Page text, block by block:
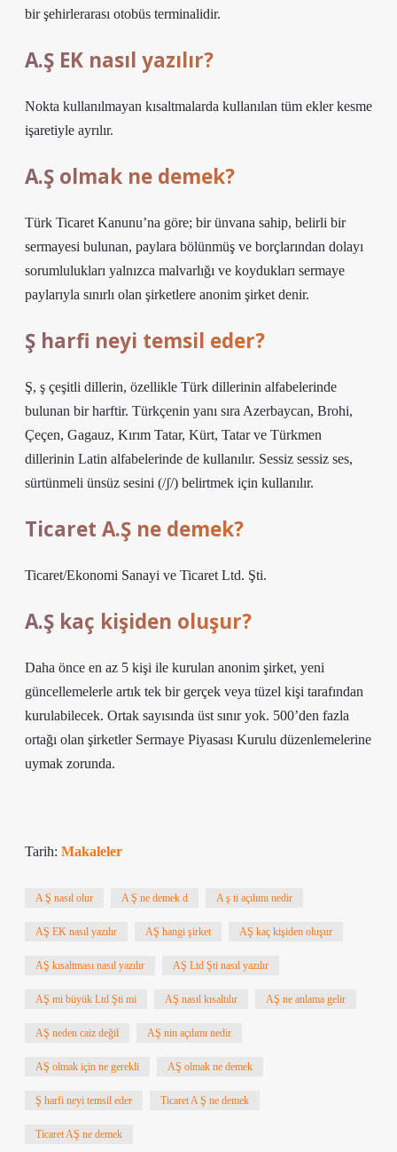
bir şehirlerarası otobüs terminalidir.
A.Ş EK nasıl yazılır?
Nokta kullanılmayan kısaltmalarda kullanılan tüm ekler kesme
işaretiyle ayrılır.
A.Ş olmak ne demek?
Türk Ticaret Kanunu’na göre; bir ünvana sahip, belirli bir
sermayesi bulunan, paylara bölünmüş ve borçlarından dolayı
sorumlulukları yalnızca malvarlığı ve koydukları sermaye
paylarıyla sınırlı olan şirketlere anonim şirket denir.
Ş harfi neyi temsil eder?
Ş, ş çeşitli dillerin, özellikle Türk dillerinin alfabelerinde
bulunan bir harftir. Türkçenin yanı sıra Azerbaycan, Brohi,
Çeçen, Gagauz, Kırım Tatar, Kürt, Tatar ve Türkmen
dillerinin Latin alfabelerinde de kullanılır. Sessiz sessiz ses,
sürtünmeli ünsüz sesini (/ʃ/) belirtmek için kullanılır.
Ticaret A.Ş ne demek?
Ticaret/Ekonomi Sanayi ve Ticaret Ltd. Şti.
A.Ş kaç kişiden oluşur?
Daha önce en az 5 kişi ile kurulan anonim şirket, yeni
güncellemelerle artık tek bir gerçek veya tüzel kişi tarafından
kurulabilecek. Ortak sayısında üst sınır yok. 500’den fazla
ortağı olan şirketler Sermaye Piyasası Kurulu düzenlemelerine
uymak zorunda.
Tarih: Makaleler
A Ş nasıl olur A Ş ne demek d A ş ti açılımı nedir
AŞ EK nasıl yazılır AŞ hangi şirket AŞ kaç kişiden oluşur
AŞ kısaltması nasıl yazılır AŞ Ltd Şti nasıl yazılır
AŞ mi büyük Ltd Şti mi AŞ nasıl kısaltılır AŞ ne anlama gelir
AŞ neden caiz değil AŞ nin açılımı nedir
AŞ olmak için ne gerekli AŞ olmak ne demek
Ş harfi neyi temsil eder Ticaret A Ş ne demek
Ticaret AŞ ne demek